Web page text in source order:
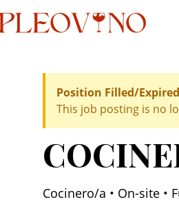
Position Filled/Expired
This job posting is no
Cocinero/a • On-site •